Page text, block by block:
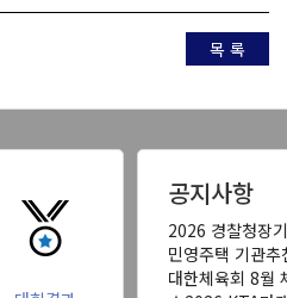
목 록
공지사항
2026 경찰청장
민영주택 기관
대한체육회 8월